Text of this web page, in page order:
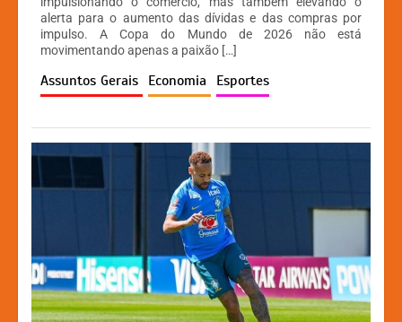
s
A
p
p
e
b
o
o
k
s
e
n
g
er
y
Li
n
k
alerta para o aumento das dívidas e das compras por
impulso. A Copa do Mundo de 2026 não está
movimentando apenas a paixão […]
Assuntos Gerais Economia Esportes